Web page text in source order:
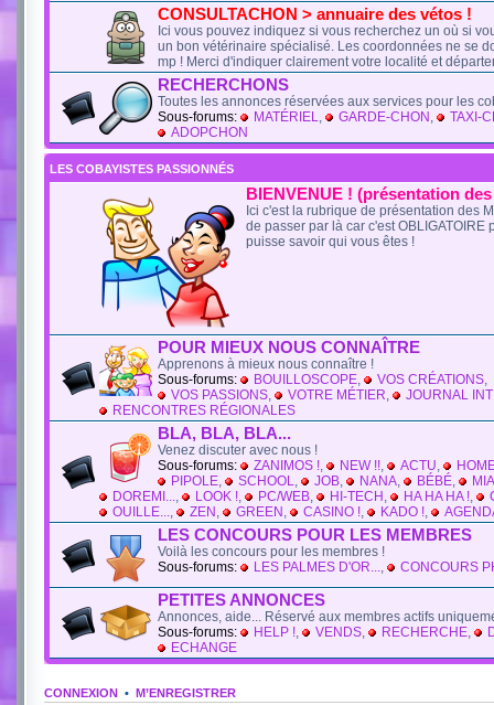
CONSULTACHON > annuaire des vétos !
Ici vous pouvez indiquez si vous recherchez un où si
un bon vétérinaire spécialisé. Les coordonnées ne se
mp ! Merci d'indiquer clairement votre localité et
RECHERCHONS
Toutes les annonces réservées aux services pour les
Sous-forums:
MATÉRIEL GARDE-CHON
TAXI-
ADOPCHON
LES COBAYISTES PASSIONNÉS
BIENVENUE ! (présentation
Ici c'est la rubrique de présentation des
de passer par là car c'est OBLIGATOIRE
puisse savoir qui vous êtes !
POUR MIEUX NOUS CONNAÎTRE
Apprenons à mieux nous connaître !
Sous-forums:
BOUILLOSCOPE VOS CRÉATIONS
VOS PASSIONS
VOTRE MÉTIER
JOURNAL
RENCONTRES RÉGIONALES
BLA, BLA, BLA...
Venez discuter avec nous !
Sous-forums:
ZANIMOS ! NEW !! ACTU
PIPOLE
SCHOOL JOB NANA BÉBÉ
DOREMI...
LOOK ! PC/WEB HI-TECH HA HA HA !
OUILLE...
ZEN GREEN CASINO ! KADO !
LES CONCOURS POUR LES MEMBRES
Voilà les concours pour les membres !
Sous-forums:
LES PALMES D'OR... CONCOURS
PETITES ANNONCES
Annonces, aide... Réservé aux membres actifs
Sous-forums:
HELP ! VENDS RECHERCHE
ECHANGE
CONNEXION • M’ENREGISTRER